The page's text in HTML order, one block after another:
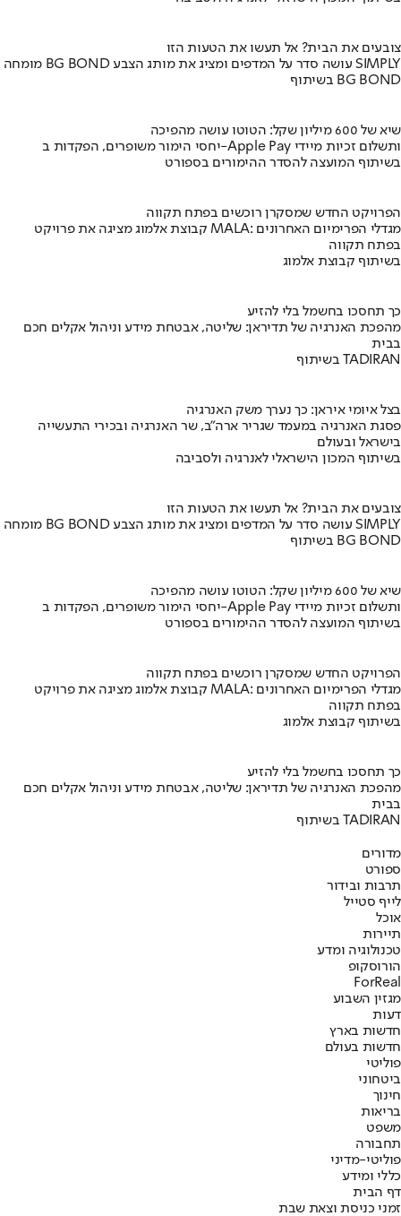
צובעים את הבית? אל תעשו את הטעות הזו
מומחה BG BOND עושה סדר על המדפים ומציג את מותג הצבע SIMPLY
בשיתוף BG BOND
שיא של 600 מיליון שקל: הטוטו עושה מהפיכה
יחסי הימור משופרים, הפקדות ב-Apple Pay ותשלום זכיות מיידי
בשיתוף המועצה להסדר ההימורים בספורט
הפרויקט החדש שמסקרן רוכשים בפתח תקווה
קבוצת אלמוג מציגה את פרויקט MALA: מגדלי הפרימיום האחרונים
בפתח תקווה
בשיתוף קבוצת אלמוג
כך תחסכו בחשמל בלי להזיע
מהפכת האנרגיה של תדיראן: שליטה, אבטחת מידע וניהול אקלים חכם
בבית
בשיתוף TADIRAN
בצל איומי איראן: כך נערך משק האנרגיה
פסגת האנרגיה במעמד שגריר ארה"ב, שר האנרגיה ובכירי התעשייה
בישראל ובעולם
בשיתוף המכון הישראלי לאנרגיה ולסביבה
צובעים את הבית? אל תעשו את הטעות הזו
מומחה BG BOND עושה סדר על המדפים ומציג את מותג הצבע SIMPLY
בשיתוף BG BOND
שיא של 600 מיליון שקל: הטוטו עושה מהפיכה
יחסי הימור משופרים, הפקדות ב-Apple Pay ותשלום זכיות מיידי
בשיתוף המועצה להסדר ההימורים בספורט
הפרויקט החדש שמסקרן רוכשים בפתח תקווה
קבוצת אלמוג מציגה את פרויקט MALA: מגדלי הפרימיום האחרונים
בפתח תקווה
בשיתוף קבוצת אלמוג
כך תחסכו בחשמל בלי להזיע
מהפכת האנרגיה של תדיראן: שליטה, אבטחת מידע וניהול אקלים חכם
בבית
בשיתוף TADIRAN
מדורים
ספורט
תרבות ובידור
לייף סטייל
אוכל
תיירות
טכנולוגיה ומדע
הורוסקופ
ForReal
מגזין השבוע
דעות
חדשות בארץ
חדשות בעולם
פוליטי
ביטחוני
חינוך
בריאות
משפט
תחבורה
פוליטי-מדיני
כללי ומידע
דף הבית
זמני כניסת וצאת שבת